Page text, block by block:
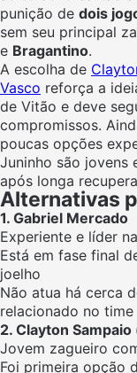
punição de dois
sem seu principal
e Bragantino.
A escolha de
Vasco reforça a
de Vitão e deve
compromissos.
poucas opções
Juninho são jovens
após longa
Alternativas
1. Gabriel Mercado
Experiente e líder
Está em fase final
joelho
Não atua há cerca
relacionado no time
2. Clayton
Jovem zagueiro
Foi primeira opção